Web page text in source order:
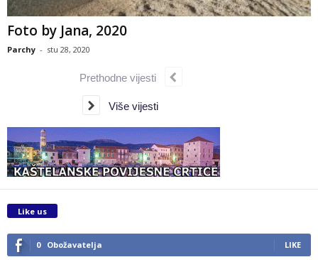
Foto by Jana, 2020
Parchy - stu 28, 2020
Prethodne vijesti
Više vijesti
Like us
0 Obožavatelja LIKE